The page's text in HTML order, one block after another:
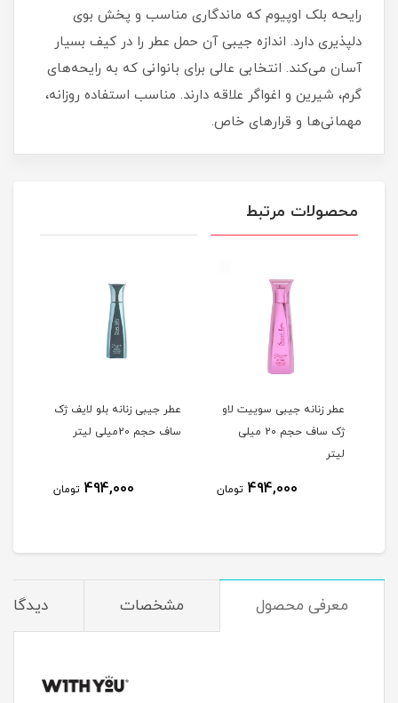
رایحه بلک اوپیوم که ماندگاری مناسب و پخش بوی
دلپذیری دارد. اندازه جیبی آن حمل عطر را در کیف بسیار
آسان می‌کند. انتخابی عالی برای بانوانی که به رایحه‌های
گرم، شیرین و اغواگر علاقه دارند. مناسب استفاده روزانه،
مهمانی‌ها و قرارهای خاص.
محصولات مرتبط
عطر زنانه جیبی سوییت لاو
ژک ساف حجم 20 میلی
لیتر
494,000 تومان
عطر جیبی زنانه بلو لایف ژک
ساف حجم 20میلی لیتر
494,000 تومان
معرفی محصول مشخصات